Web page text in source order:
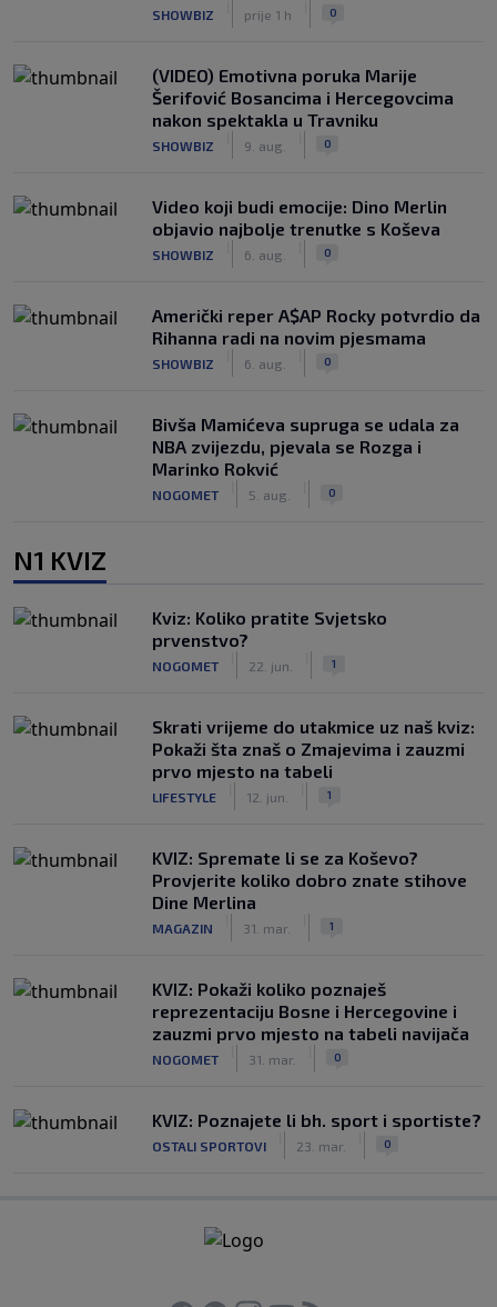
SHOWBIZ prije 1 h 0
(VIDEO) Emotivna poruka Marije
Šerifović Bosancima i Hercegovcima
nakon spektakla u Travniku
SHOWBIZ 9. aug. 0
Video koji budi emocije: Dino Merlin
objavio najbolje trenutke s Koševa
SHOWBIZ 6. aug. 0
Američki reper A$AP Rocky potvrdio da
Rihanna radi na novim pjesmama
SHOWBIZ 6. aug. 0
Bivša Mamićeva supruga se udala za
NBA zvijezdu, pjevala se Rozga i
Marinko Rokvić
NOGOMET 5. aug. 0
N1 KVIZ
Kviz: Koliko pratite Svjetsko
prvenstvo?
NOGOMET 22. jun. 1
Skrati vrijeme do utakmice uz naš kviz:
Pokaži šta znaš o Zmajevima i zauzmi
prvo mjesto na tabeli
LIFESTYLE 12. jun. 1
KVIZ: Spremate li se za Koševo?
Provjerite koliko dobro znate stihove
Dine Merlina
MAGAZIN 31. mar. 1
KVIZ: Pokaži koliko poznaješ
reprezentaciju Bosne i Hercegovine i
zauzmi prvo mjesto na tabeli navijača
NOGOMET 31. mar. 0
KVIZ: Poznajete li bh. sport i sportiste?
OSTALI SPORTOVI 23. mar. 0